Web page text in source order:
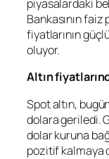
piyasalardaki
Bankasının
fiyatlarının
oluyor.
Altın
Spot altın,
dolara geriledi.
dolar kuruna
pozitif kalmaya